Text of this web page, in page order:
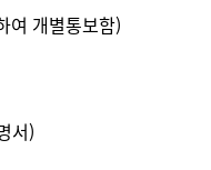
여 개별통보함)
서)